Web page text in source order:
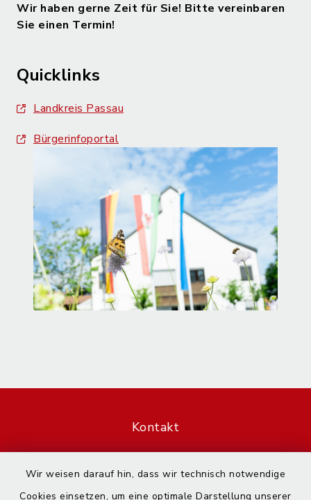
Wir weisen darauf hin, dass wir technisch notwendige
Cookies einsetzen, um eine optimale Darstellung unserer
Wir haben gerne Zeit für Sie! Bitte vereinbaren
Sie einen Termin!
Quicklinks
Landkreis Passau
Bürgerinfoportal
Kontakt